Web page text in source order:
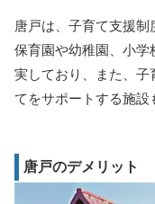
唐戸は、子育て支援制
保育園や幼稚園、小
実しており、また、
てをサポートする施設
唐戸のデメリット